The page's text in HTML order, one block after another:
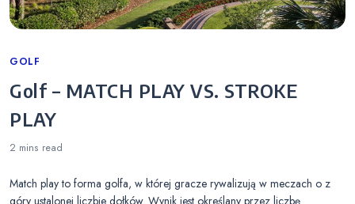
Categories
GOLF
Golf – MATCH PLAY VS. STROKE
PLAY
2 mins read
Match play to forma golfa, w której gracze rywalizują w meczach o z
góry ustalonej liczbie dołków. Wynik jest określany przez liczbę